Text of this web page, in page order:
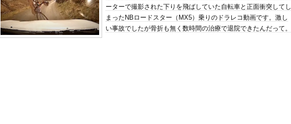
10年もの間浮気してた嫁。まさかと思い長男のDNA鑑定をするがいいな？と問うと、元嫁...
ウクライナ侵攻以降、ロシア軍兵士のHIV感染が2000％急増…ウクライナメディア！
【配信者】「金バエ」のSNS更新が1週間途絶え、様々な憶測が飛び交う。1週間ぶりの投...
ーターで撮影された下りを飛ばしていた自転車と正面衝突してし
まったNBロードスター（MX5）乗りのドラレコ動画です。激し
い事故でしたが骨折も無く数時間の治療で退院できたんだって。